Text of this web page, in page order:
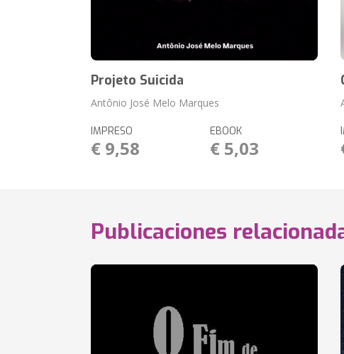
Projeto Suicida
Antônio José Melo Marques
IMPRESO
€ 9,58
EBOOK
€ 5,03
Publicaciones